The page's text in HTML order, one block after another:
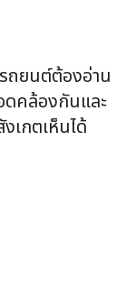
ถยนต์ต้องอ่าน
ดคล้องกันและ
เกตเห็นได้